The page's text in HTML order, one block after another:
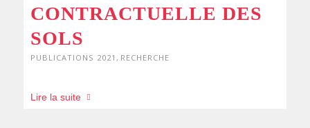
CONTRACTUELLE DES
SOLS
PUBLICATIONS 2021 , RECHERCHE
Lire la suite